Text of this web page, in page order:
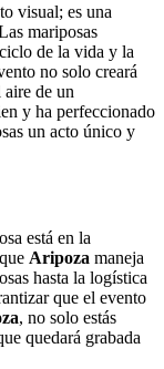
visual; es una
mariposas
de la vida y la
no solo creará
de un
y ha perfeccionado
un acto único y
está en la
Aripoza maneja
hasta la logística
que el evento
, no solo estás
quedará grabada